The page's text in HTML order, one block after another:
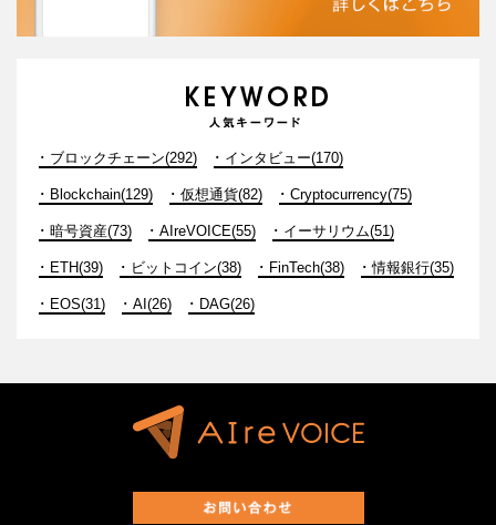
ブロックチェーン(292) インタビュー(170)
Blockchain(129) 仮想通貨(82) Cryptocurrency(75)
暗号資産(73) AIreVOICE(55) イーサリウム(51)
ETH(39) ビットコイン(38) FinTech(38) 情報銀行(35)
EOS(31) AI(26) DAG(26)